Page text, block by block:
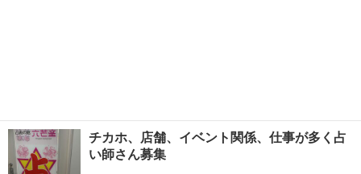
チカホ、店舗、イベント関係、仕事が多く占
い師さん募集